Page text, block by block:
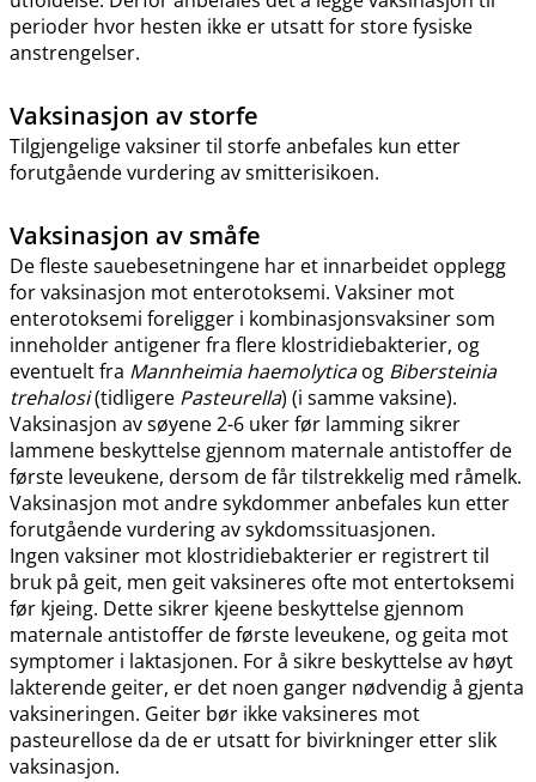
perioder hvor hesten ikke er utsatt for store fysiske
anstrengelser.
Vaksinasjon av storfe
Tilgjengelige vaksiner til storfe anbefales kun etter
forutgående vurdering av smitterisikoen.
Vaksinasjon av småfe
De fleste sauebesetningene har et innarbeidet opplegg
for vaksinasjon mot enterotoksemi. Vaksiner mot
enterotoksemi foreligger i kombinasjonsvaksiner som
inneholder antigener fra flere klostridiebakterier, og
eventuelt fra Mannheimia haemolyticaog Bibersteinia
trehalosi(tidligere Pasteurella) (i samme vaksine).
Vaksinasjon av søyene 2-6 uker før lamming sikrer
lammene beskyttelse gjennom maternale antistoffer de
første leveukene, dersom de får tilstrekkelig med råmelk.
Vaksinasjon mot andre sykdommer anbefales kun etter
forutgående vurdering av sykdomssituasjonen.
Ingen vaksiner mot klostridiebakterier er registrert til
bruk på geit, men geit vaksineres ofte mot entertoksemi
før kjeing. Dette sikrer kjeene beskyttelse gjennom
maternale antistoffer de første leveukene, og geita mot
symptomer i laktasjonen. For å sikre beskyttelse av høyt
lakterende geiter, er det noen ganger nødvendig å gjenta
vaksineringen. Geiter bør ikke vaksineres mot
pasteurellose da de er utsatt for bivirkninger etter slik
vaksinasjon.